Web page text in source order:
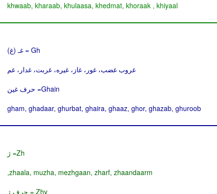
khwaab, kharaab, khulaasa, khedmat, khoraak , khiyaal
Gh = غـ (غ)
غروب غضب، غور، غاز، غیره، غربت، غدار، غم
Ghain= حرف غین
gham, ghadaar, ghurbat, ghaira, ghaaz, ghor, ghazab, ghuroob
Zh= ژ
zhaala, muzha, mezhgaan, zharf, zhaandaarm,
Zhy = حرف ژ